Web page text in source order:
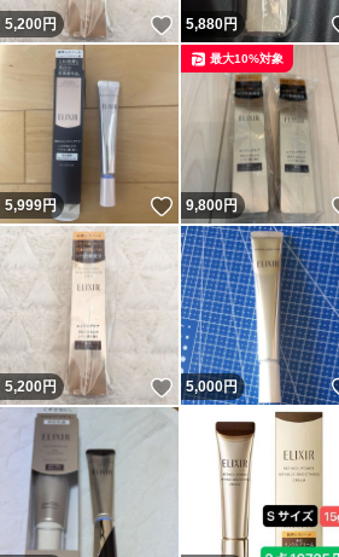
5,200円 いいね！
5,880円
5,999円 いいね！
9,800円
最大10%対象
5,200円 いいね！
5,000円